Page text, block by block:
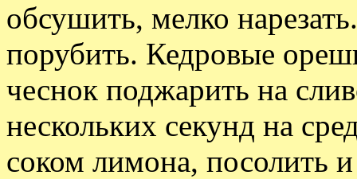
обсушить, мелко
порубить. Кедровые
чеснок поджарить на
нескольких секунд на
соком лимона, посолить